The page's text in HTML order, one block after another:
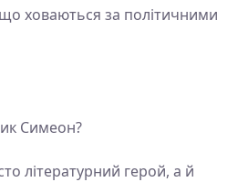
ховаються за політичними
Симеон?
літературний герой, а й